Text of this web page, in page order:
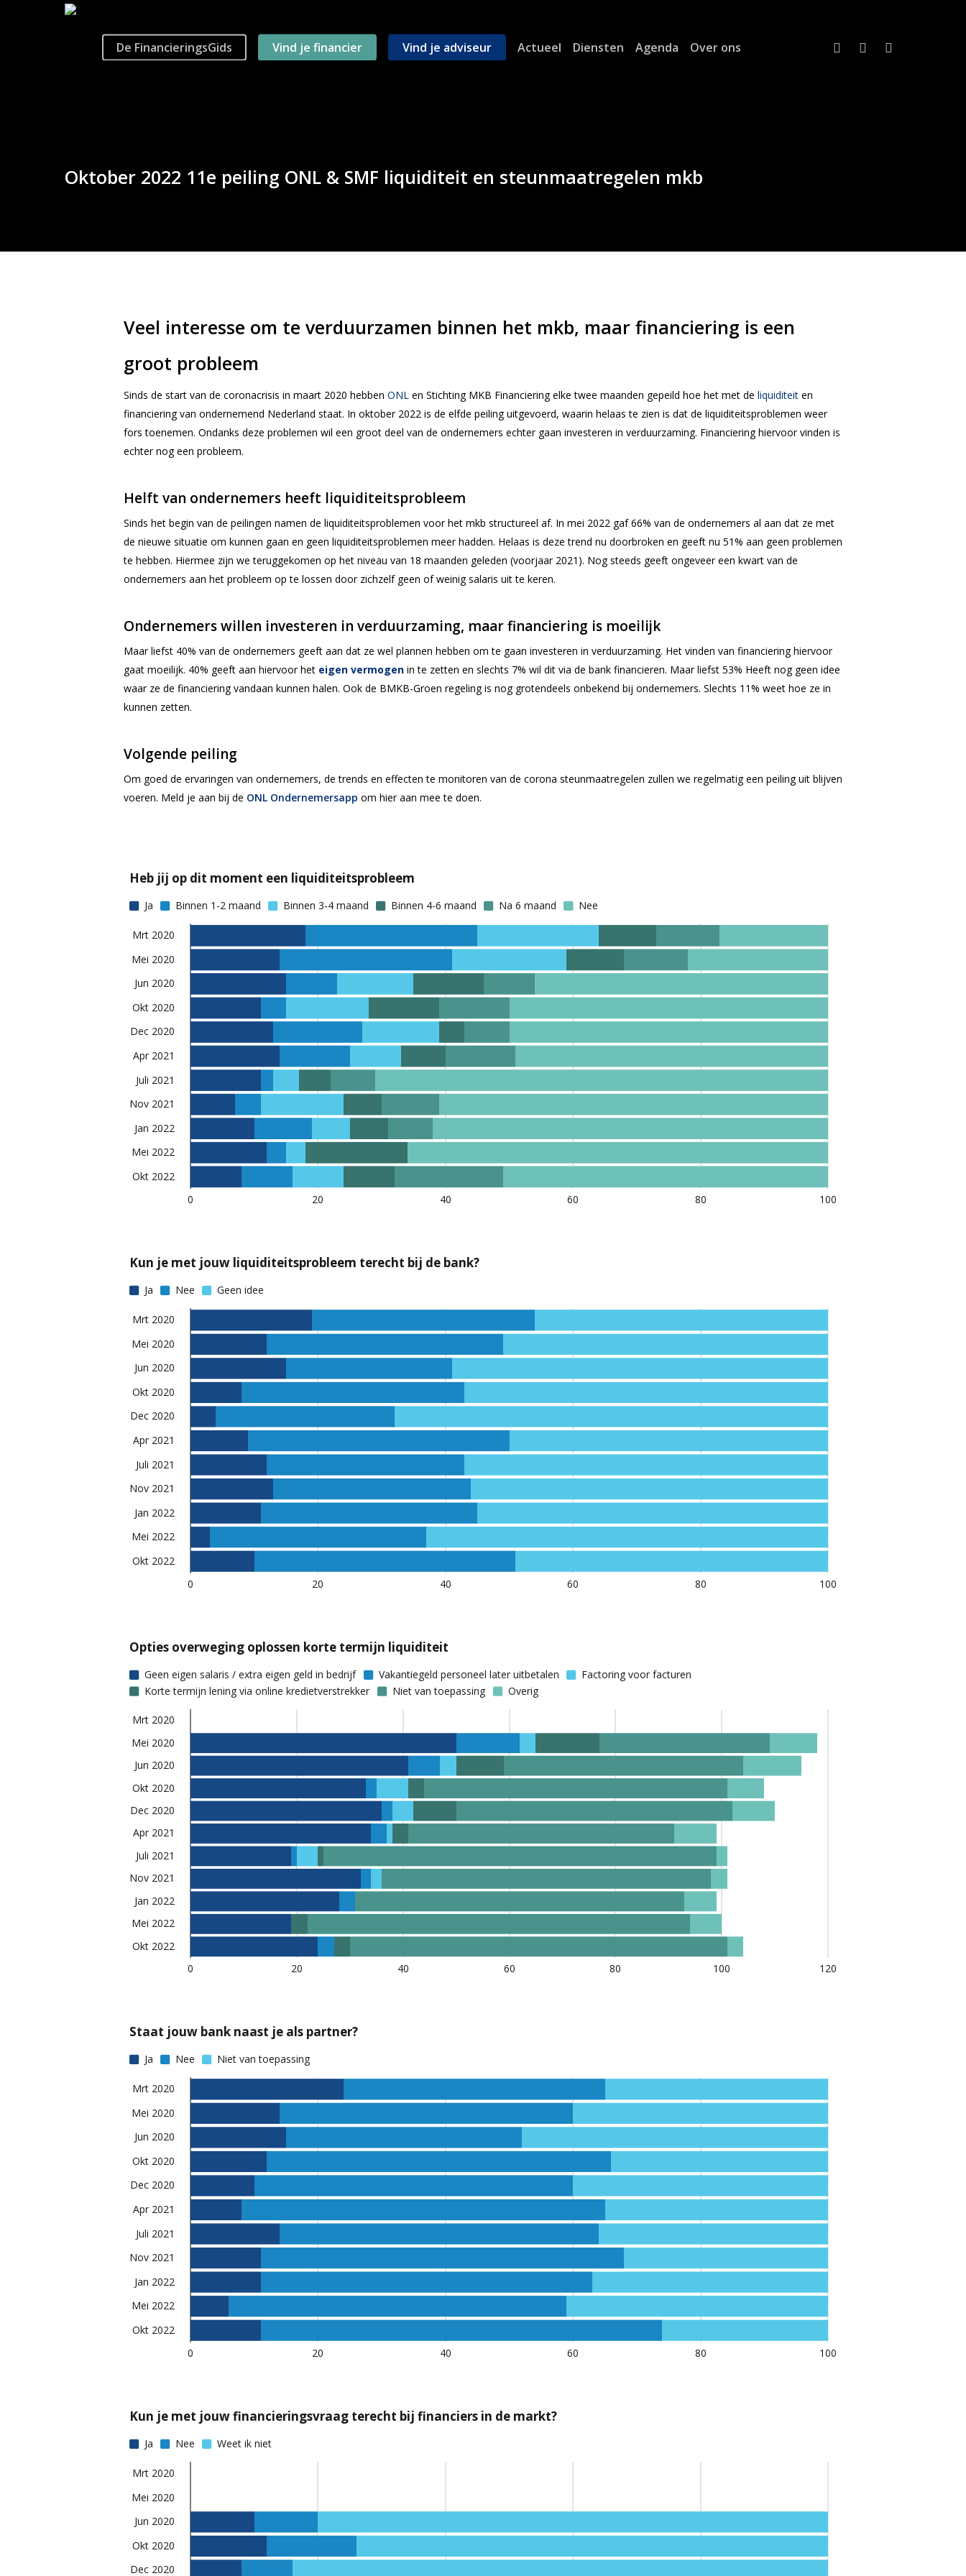
De FinancieringsGids Vind je financier Vind je adviseur Actueel Diensten Agenda Over ons twitterlinkedin
email
Oktober 2022 11e peiling ONL & SMF liquiditeit en steunmaatregelen mkb
Veel interesse om te verduurzamen binnen het mkb, maar financiering is een
groot probleem
Sinds de start van de coronacrisis in maart 2020 hebben ONL en Stichting MKB Financiering elke twee maanden gepeild hoe het met de liquiditeit en
financiering van ondernemend Nederland staat. In oktober 2022 is de elfde peiling uitgevoerd, waarin helaas te zien is dat de liquiditeitsproblemen weer
fors toenemen. Ondanks deze problemen wil een groot deel van de ondernemers echter gaan investeren in verduurzaming. Financiering hiervoor vinden is
echter nog een probleem.
Helft van ondernemers heeft liquiditeitsprobleem
Sinds het begin van de peilingen namen de liquiditeitsproblemen voor het mkb structureel af. In mei 2022 gaf 66% van de ondernemers al aan dat ze met
de nieuwe situatie om kunnen gaan en geen liquiditeitsproblemen meer hadden. Helaas is deze trend nu doorbroken en geeft nu 51% aan geen problemen
te hebben. Hiermee zijn we teruggekomen op het niveau van 18 maanden geleden (voorjaar 2021). Nog steeds geeft ongeveer een kwart van de
ondernemers aan het probleem op te lossen door zichzelf geen of weinig salaris uit te keren.
Ondernemers willen investeren in verduurzaming, maar financiering is moeilijk
Maar liefst 40% van de ondernemers geeft aan dat ze wel plannen hebben om te gaan investeren in verduurzaming. Het vinden van financiering hiervoor
gaat moeilijk. 40% geeft aan hiervoor het eigen vermogen in te zetten en slechts 7% wil dit via de bank financieren. Maar liefst 53% Heeft nog geen idee
waar ze de financiering vandaan kunnen halen. Ook de BMKB-Groen regeling is nog grotendeels onbekend bij ondernemers. Slechts 11% weet hoe ze in
kunnen zetten.
Volgende peiling
Om goed de ervaringen van ondernemers, de trends en effecten te monitoren van de corona steunmaatregelen zullen we regelmatig een peiling uit blijven
voeren. Meld je aan bij de ONL Ondernemersapp om hier aan mee te doen.